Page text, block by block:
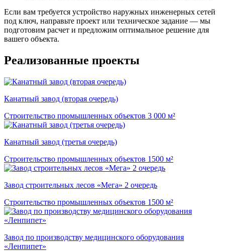
Если вам требуется устройство наружных инженерных сетей
под ключ, направьте проект или техническое задание — мы
подготовим расчет и предложим оптимальное решение для
вашего объекта.
Реализованные проекты
Канатный завод (вторая очередь)
Строительство промышленных объектов 3 000 м²
Канатный завод (третья очередь)
Строительство промышленных объектов 1500 м²
Завод строительных лесов «Мега» 2 очередь
Строительство промышленных объектов 1500 м²
Завод по производству медицинского оборудования
«Ленпипет»